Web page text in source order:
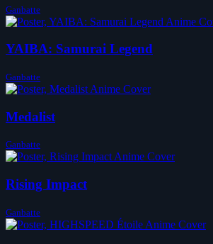
Ganbatte
YAIBA: Samurai Legend
Ganbatte
Medalist
Ganbatte
Rising Impact
Ganbatte